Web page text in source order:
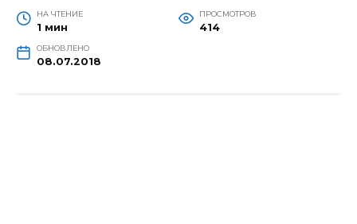
НА ЧТЕНИЕ
1 мин
ПРОСМОТРОВ
414
ОБНОВЛЕНО
08.07.2018